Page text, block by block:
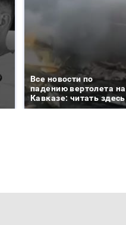
Все новости по
падению вертолета на
Кавказе: читать здесь